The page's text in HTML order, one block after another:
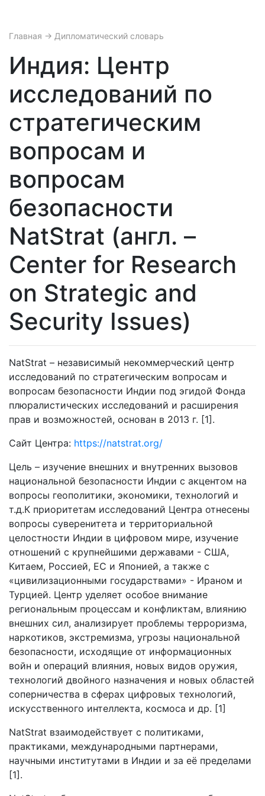
Главная → Дипломатический словарь
Индия: Центр
исследований по
стратегическим
вопросам и
вопросам
безопасности
NatStrat (англ. –
Center for Research
on Strategic and
Security Issues)
NatStrat – независимый некоммерческий центр
исследований по стратегическим вопросам и
вопросам безопасности Индии под эгидой Фонда
плюралистических исследований и расширения
прав и возможностей, основан в 2013 г. [1].
Сайт Центра: https://natstrat.org/
Цель – изучение внешних и внутренних вызовов
национальной безопасности Индии с акцентом на
вопросы геополитики, экономики, технологий и
т.д.К приоритетам исследований Центра отнесены
вопросы суверенитета и территориальной
целостности Индии в цифровом мире, изучение
отношений с крупнейшими державами - США,
Китаем, Россией, ЕС и Японией, а также с
«цивилизационными государствами» - Ираном и
Турцией. Центр уделяет особое внимание
региональным процессам и конфликтам, влиянию
внешних сил, анализирует проблемы терроризма,
наркотиков, экстремизма, угрозы национальной
безопасности, исходящие от информационных
войн и операций влияния, новых видов оружия,
технологий двойного назначения и новых областей
соперничества в сферах цифровых технологий,
искусственного интеллекта, космоса и др. [1]
NatStrat взаимодействует с политиками,
практиками, международными партнерами,
научными институтами в Индии и за её пределами
[1].